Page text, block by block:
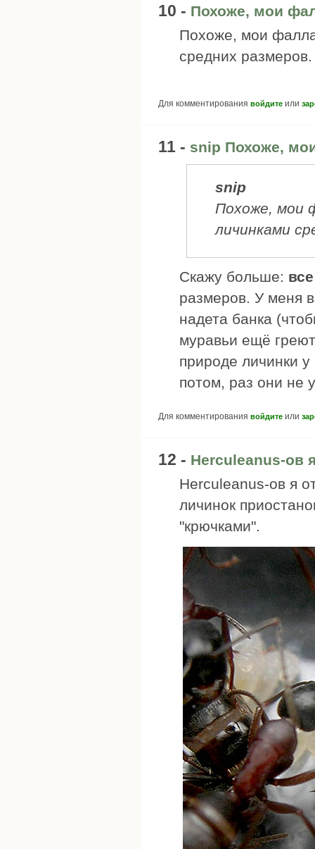
10 - Похоже, мои
Похоже, мои
средних размеров.
Для комментирования войдите или
11 - snip Похоже,
snip
Похоже, мои
личинками
Скажу больше: все
размеров. У меня
надета банка
муравьи ещё
природе личинки
потом, раз они не
Для комментирования войдите или
12 - Herculeanus-ов
Herculeanus-ов я
личинок
"крючками".